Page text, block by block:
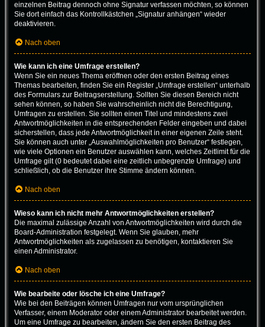
einzelnen Beitrag dennoch ohne Signatur verfassen möchten, so können
Sie dort einfach das Kontrollkästchen „Signatur anhängen“ wieder
deaktivieren.
Nach oben
Wie kann ich eine Umfrage erstellen?
Wenn Sie ein neues Thema eröffnen oder den ersten Beitrag eines
Themas bearbeiten, finden Sie ein Register „Umfrage erstellen“ unterhalb
des Formulars zur Beitragserstellung. Sollten Sie diesen Bereich nicht
sehen können, so haben Sie wahrscheinlich nicht die Berechtigung,
Umfragen zu erstellen. Sie sollten einen Titel und mindestens zwei
Antwortmöglichkeiten in die entsprechenden Felder eingeben und dabei
sicherstellen, dass jede Antwortmöglichkeit in einer eigenen Zeile steht.
Sie können auch unter „Auswahlmöglichkeiten pro Benutzer“ festlegen,
wie viele Optionen ein Benutzer auswählen kann, welches Zeitlimit für die
Umfrage gilt (0 bedeutet dabei eine zeitlich unbegrenzte Umfrage) und
schließlich, ob die Benutzer ihre Stimme ändern können.
Nach oben
Wieso kann ich nicht mehr Antwortmöglichkeiten erstellen?
Die maximal zulässige Anzahl von Antwortmöglichkeiten wird durch die
Board-Administration festgelegt. Wenn Sie glauben, mehr
Antwortmöglichkeiten als zugelassen zu benötigen, kontaktieren Sie
einen Administrator.
Nach oben
Wie bearbeite oder lösche ich eine Umfrage?
Wie bei den Beiträgen können Umfragen nur vom ursprünglichen
Verfasser, einem Moderator oder einem Administrator bearbeitet werden.
Um eine Umfrage zu bearbeiten, ändern Sie den ersten Beitrag des